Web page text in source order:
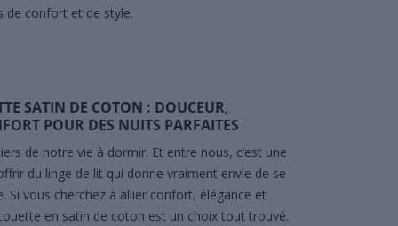
de confort et de style.
SATIN DE COTON : DOUCEUR,
POUR DES NUITS PARFAITES
de notre vie à dormir. Et entre nous, c’est une
du linge de lit qui donne vraiment envie de se
Si vous cherchez à allier confort, élégance et
en satin de coton est un choix tout trouvé.